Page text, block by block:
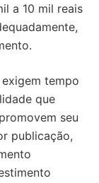
a 10 mil reais
tempo
que
seu
publicação,